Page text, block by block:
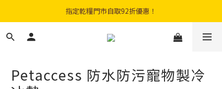
購物滿$300免費順豐智能櫃｜$450免費送貨上門
指定乾糧門市自取92折優惠！
登記成會員即享$20購物金
Petaccess 防水防污寵物製冷